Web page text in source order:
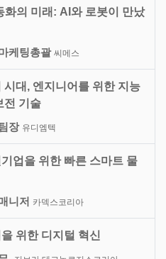
화의 미래: AI와 로봇이 만났
케팅총괄 씨메스
시대, 엔지니어를 위한 지능
전 기술
장 유디엠텍
업을 위한 빠른 스마트 물
니저 카덱스코리아
위한 디지털 혁신